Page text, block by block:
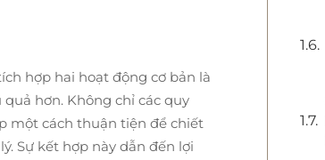
hợp hai hoạt động cơ bản là
hơn. Không chỉ các quy
một cách thuận tiện để chiết
Sự kết hợp này dẫn đến lợi